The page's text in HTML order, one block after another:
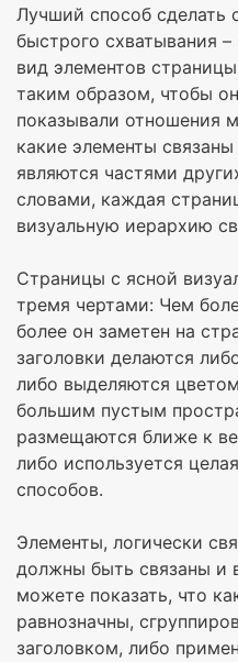
Лучший способ сделать
быстрого схватывания
вид элементов
таким образом, чтобы
показывали отношения
какие элементы
являются частями
словами, каждая
визуальную иерархию
Страницы с ясной
тремя чертами: Чем
более он заметен на
заголовки делаются
либо выделяются
большим пустым
размещаются ближе к
либо используется
способов.
Элементы, логически
должны быть связаны и
можете показать, что
равнозначны,
заголовком, либо